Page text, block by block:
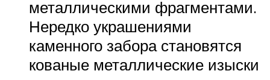
металлическими фрагментами.
Нередко украшениями
каменного забора становятся
кованые металлические изыски